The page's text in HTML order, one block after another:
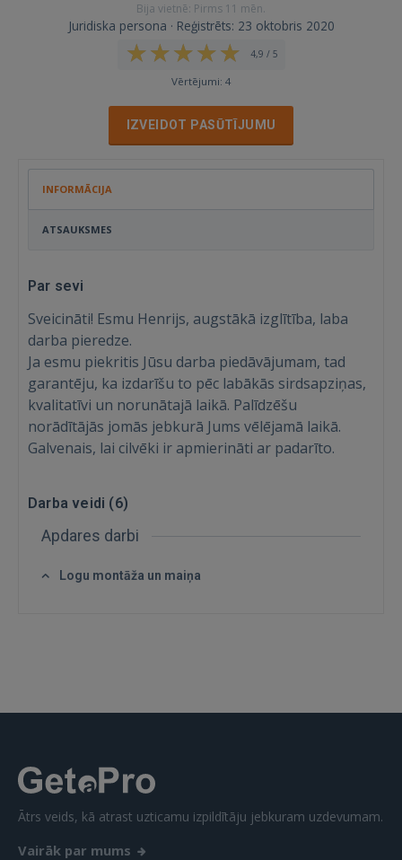
Ienākt
FACEBOOK
Bija vietnē: Pirms 11 mēn.
Juridiska persona · Reģistrēts: 23 oktobris 2020
4,9 / 5
Vērtējumi: 4
IZVEIDOT PASŪTĪJUMU
INFORMĀCIJA
ATSAUKSMES
Par sevi
Sveicināti! Esmu Henrijs, augstākā izglītība, laba
darba pieredze.
Ja esmu piekritis Jūsu darba piedāvājumam, tad
garantēju, ka izdarīšu to pēc labākās sirdsapziņas,
kvalitatīvi un norunātajā laikā. Palīdzēšu
norādītājās jomās jebkurā Jums vēlējamā laikā.
Galvenais, lai cilvēki ir apmierināti ar padarīto.
Darba veidi (6)
Apdares darbi
Logu montāža un maiņa
Ātrs veids, kā atrast uzticamu izpildītāju jebkuram uzdevumam.
Vairāk par mums